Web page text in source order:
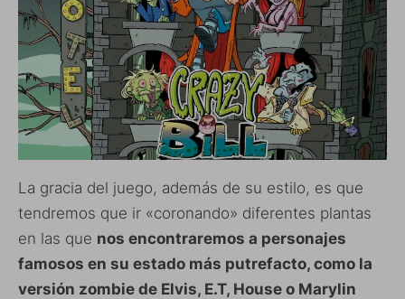
La gracia del juego, además de su estilo, es que
tendremos que ir «coronando» diferentes plantas
en las que nos encontraremos a personajes
famosos en su estado más putrefacto, como la
versión zombie de Elvis, E.T, House o Marylin